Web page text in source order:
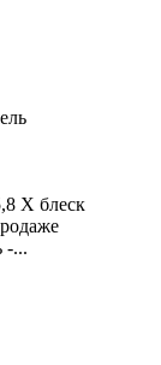
Х блеск
-...